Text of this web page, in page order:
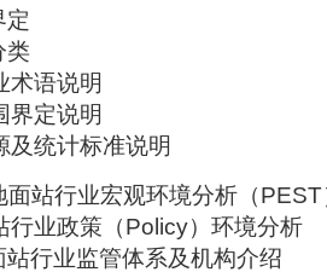
定
类
术语说明
界定说明
及统计标准说明
站行业宏观环境分析（PEST
行业政策（Policy）环境分析
行业监管体系及机构介绍